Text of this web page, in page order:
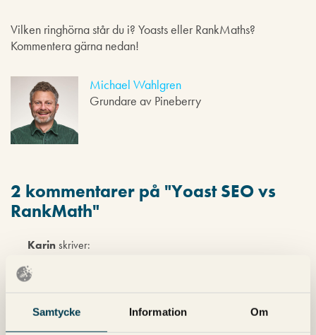
Samtycke Information Om
Vilken ringhörna står du i? Yoasts eller RankMaths?
Kommentera gärna nedan!
Michael Wahlgren
Grundare av Pineberry
2 kommentarer på "Yoast SEO vs
RankMath"
Karinskriver:
30 mars 2022 kl. 14:37
Hej, tack för tips! Fråga:
Kan man ha både Yoast SEO och RankMatch installerade
i WP?